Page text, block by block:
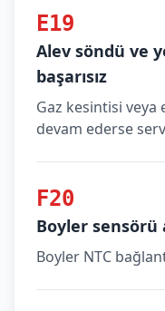
E19
Alev söndü ve
başarısız
Gaz kesintisi
devam ederse
F20
Boyler sensörü
Boyler NTC